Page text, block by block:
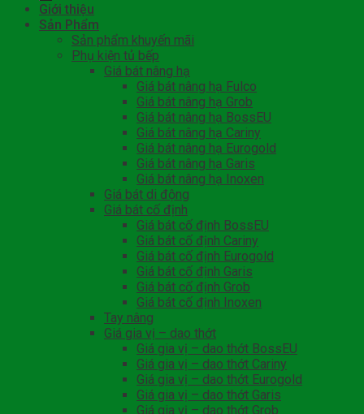
Giới thiệu
Sản Phẩm
Sản phẩm khuyến mãi
Phụ kiện tủ bếp
Giá bát nâng hạ
Giá bát nâng hạ Fulco
Giá bát nâng hạ Grob
Giá bát nâng hạ BossEU
Giá bát nâng hạ Cariny
Giá bát nâng hạ Eurogold
Giá bát nâng hạ Garis
Giá bát nâng hạ Inoxen
Giá bát di động
Giá bát cố định
Giá bát cố định BossEU
Giá bát cố định Cariny
Giá bát cố định Eurogold
Giá bát cố định Garis
Giá bát cố định Grob
Giá bát cố định Inoxen
Tay nâng
Giá gia vị – dao thớt
Giá gia vị – dao thớt BossEU
Giá gia vị – dao thớt Cariny
Giá gia vị – dao thớt Eurogold
Giá gia vị – dao thớt Garis
Giá gia vị – dao thớt Grob